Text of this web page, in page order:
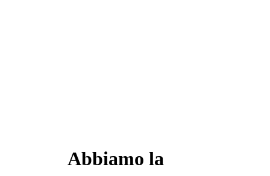
Abbiamo la